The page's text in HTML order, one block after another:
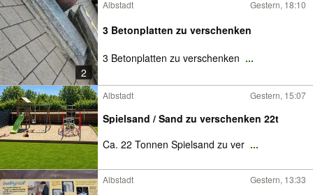
2
Albstadt Gestern, 18:10
3 Betonplatten zu verschenken
3 Betonplatten zu verschenken ...
Albstadt Gestern, 15:07
Spielsand / Sand zu verschenken 22t
Ca. 22 Tonnen Spielsand zu ver ...
Albstadt Gestern, 13:33